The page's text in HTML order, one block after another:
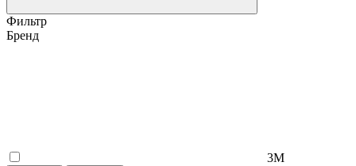
Фильтр
Бренд
3М